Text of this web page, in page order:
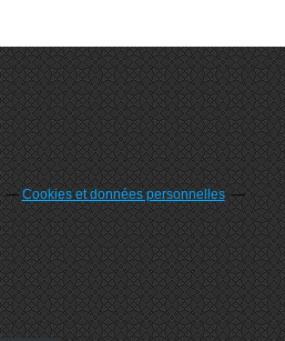
Cookies et données personnelles